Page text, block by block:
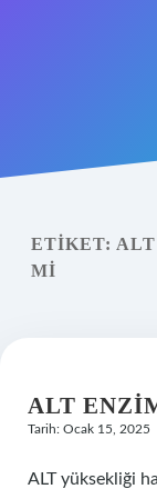
Yasal Uyarı
ETIKET:
MI
ALT
Tarih: Ocak 15, 2025
ALT yüksekliği